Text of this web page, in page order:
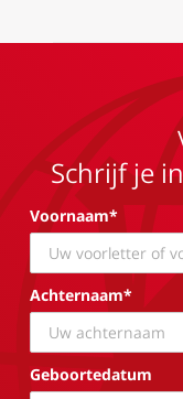
Schrijf je
Voornaam*
Achternaam*
Geboortedatum